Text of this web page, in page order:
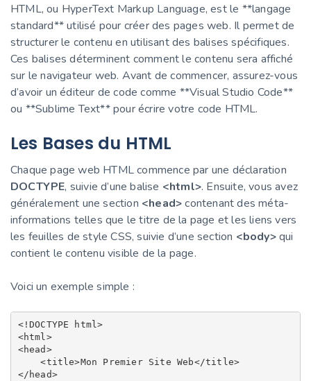
HTML, ou HyperText Markup Language, est le **langage
standard** utilisé pour créer des pages web. Il permet de
structurer le contenu en utilisant des balises spécifiques.
Ces balises déterminent comment le contenu sera affiché
sur le navigateur web. Avant de commencer, assurez-vous
d’avoir un éditeur de code comme **Visual Studio Code**
ou **Sublime Text** pour écrire votre code HTML.
Les Bases du HTML
Chaque page web HTML commence par une déclaration
DOCTYPE, suivie d’une balise <html>. Ensuite, vous avez
généralement une section <head>contenant des méta-
informations telles que le titre de la page et les liens vers
les feuilles de style CSS, suivie d’une section <body>qui
contient le contenu visible de la page.
Voici un exemple simple :
<!DOCTYPE html>
<html>
<head>
    <title>Mon Premier Site Web</title>
</head>